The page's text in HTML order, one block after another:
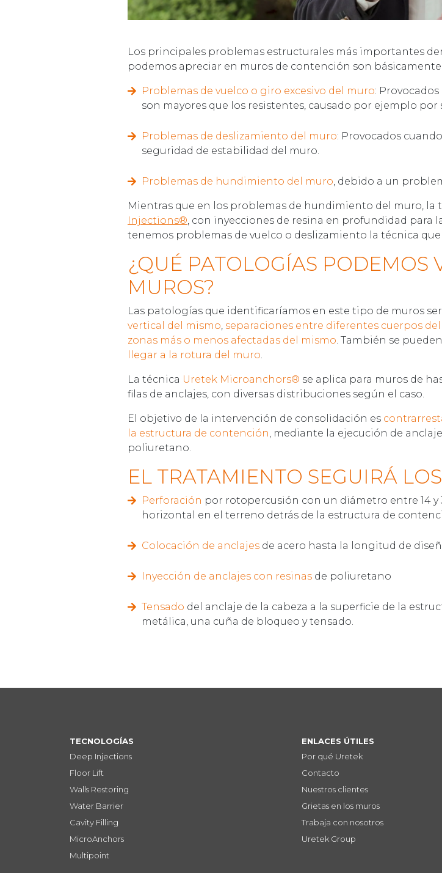
Los principales problemas estructurales más importantes
podemos apreciar en muros de contención son básicamente
Problemas de vuelco o giro excesivo del muro:
son mayores que los resistentes, causado por ejemplo
Problemas de deslizamiento del muro: Provocados
seguridad de estabilidad del muro.
Problemas de hundimiento del muro, debido a un
Mientras que en los problemas de hundimiento del muro, la
Injections®, con inyecciones de resina en profundidad para
tenemos problemas de vuelco o deslizamiento la técnica que
¿QUÉ PATOLOGÍAS PODEMOS
MUROS?
Las patologías que identificaríamos en este tipo de muros
vertical del mismo, separaciones entre diferentes cuerpos
zonas más o menos afectadas del mismo. También se
llegar a la rotura del muro.
La técnica Uretek Microanchors® se aplica para muros de
filas de anclajes, con diversas distribuciones según el caso.
El objetivo de la intervención de consolidación es
la estructura de contención, mediante la ejecución de
poliuretano.
EL TRATAMIENTO SEGUIRÁ
Perforación por rotopercusión con un diámetro entre 14
horizontal en el terreno detrás de la estructura de
Colocación de anclajes de acero hasta la longitud de
I nyección de anclajes con resinas de poliuretano
Tensado del anclaje de la cabeza a la superficie de la
metálica, una cuña de bloqueo y tensado.
TECNOLOGÍAS
Deep Injections
Floor Lift
Walls Restoring
Water Barrier
Cavity Filling
MicroAnchors
Multipoint
ENLACES ÚTILES
Por qué Uretek
Contacto
Nuestros clientes
Grietas en los muros
Trabaja con nosotros
Uretek Group